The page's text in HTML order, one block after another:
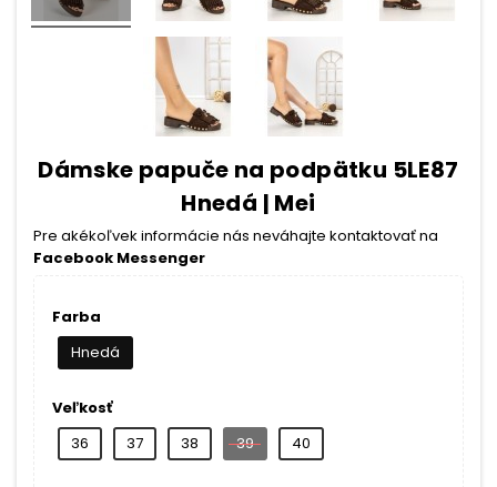
Dámske papuče na podpätku 5LE87
Hnedá | Mei
Pre akékoľvek informácie nás neváhajte kontaktovať na
Facebook Messenger
Farba
Hnedá
Veľkosť
36
37 38 39 40